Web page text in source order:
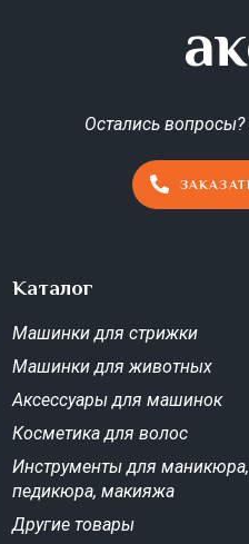
Остались
Каталог
Машинки для стрижки
Машинки для животных
Аксессуары для машинок
Косметика для волос
Инструменты для маникюра,
педикюра, макияжа
Другие товары